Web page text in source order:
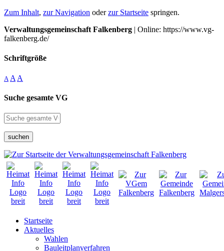
Zum Inhalt, zur Navigation oderzur Startseite springen.
Verwaltungsgemeinschaft Falkenberg | Online: https://www.vg-
falkenberg.de/
Schriftgröße
A A A
Suche gesamte VG
suchen
Startseite
Aktuelles
Wahlen
Bauleitplanverfahren